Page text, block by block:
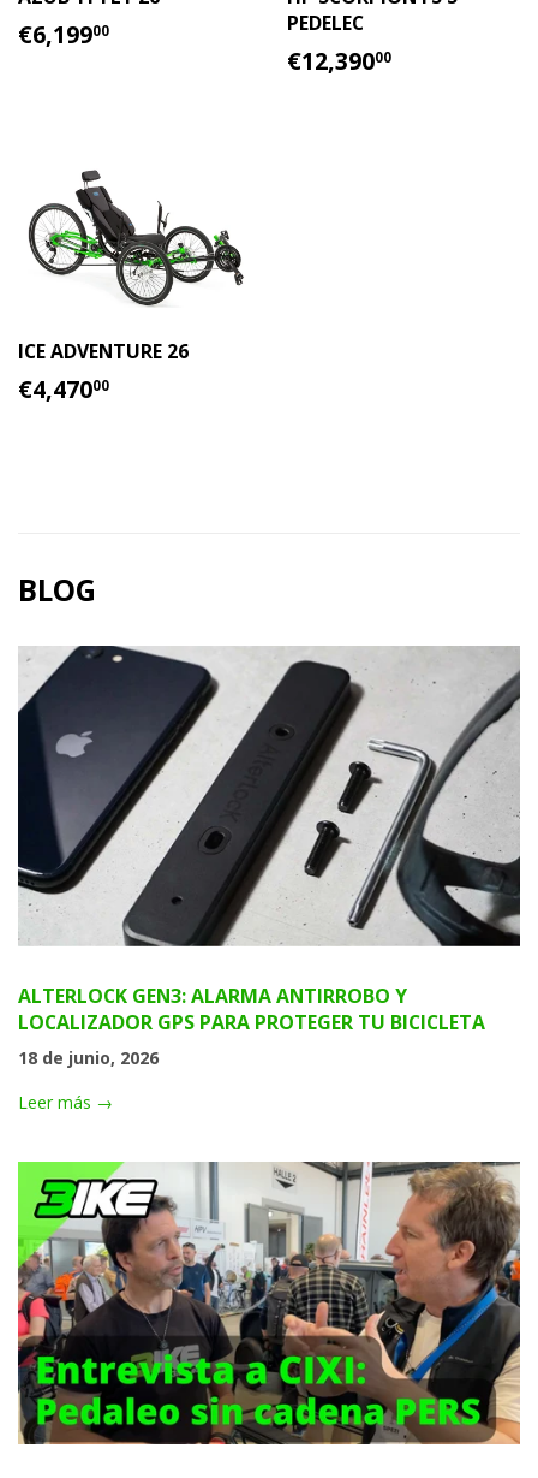
PRECIO
HABITUAL
€6,19900
PEDELEC
PRECIO
HABITUAL
€12,39000
ICE ADVENTURE 26
PRECIO
HABITUAL
€4,47000
BLOG
ALTERLOCK GEN3: ALARMA ANTIRROBO Y
LOCALIZADOR GPS PARA PROTEGER TU BICICLETA
18 de junio, 2026
Leer más →